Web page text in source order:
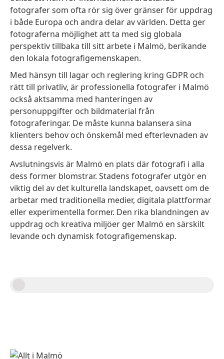
fotografer som ofta rör sig över gränser för uppdrag
i både Europa och andra delar av världen. Detta ger
fotograferna möjlighet att ta med sig globala
perspektiv tillbaka till sitt arbete i Malmö, berikande
den lokala fotografigemenskapen.
Med hänsyn till lagar och reglering kring GDPR och
rätt till privatliv, är professionella fotografer i Malmö
också aktsamma med hanteringen av
personuppgifter och bildmaterial från
fotograferingar. De måste kunna balansera sina
klienters behov och önskemål med efterlevnaden av
dessa regelverk.
Avslutningsvis är Malmö en plats där fotografi i alla
dess former blomstrar. Stadens fotografer utgör en
viktig del av det kulturella landskapet, oavsett om de
arbetar med traditionella medier, digitala plattformar
eller experimentella former. Den rika blandningen av
uppdrag och kreativa miljöer ger Malmö en särskilt
levande och dynamisk fotografigemenskap.